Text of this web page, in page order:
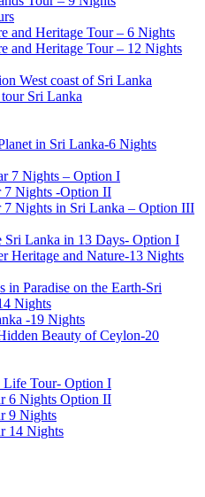
and Heritage Tour – 6 Nights
and Heritage Tour – 12 Nights
West coast of Sri Lanka
Sri Lanka
in Sri Lanka-6 Nights
7 Nights – Option I
7 Nights -Option II
7 Nights in Sri Lanka – Option III
Sri Lanka in 13 Days- Option I
Heritage and Nature-13 Nights
in Paradise on the Earth-Sri
Nights
-19 Nights
Beauty of Ceylon-20
Life Tour- Option I
6 Nights Option II
9 Nights
14 Nights